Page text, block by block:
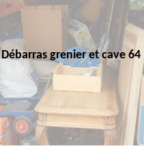
Débarras grenier et cave 64